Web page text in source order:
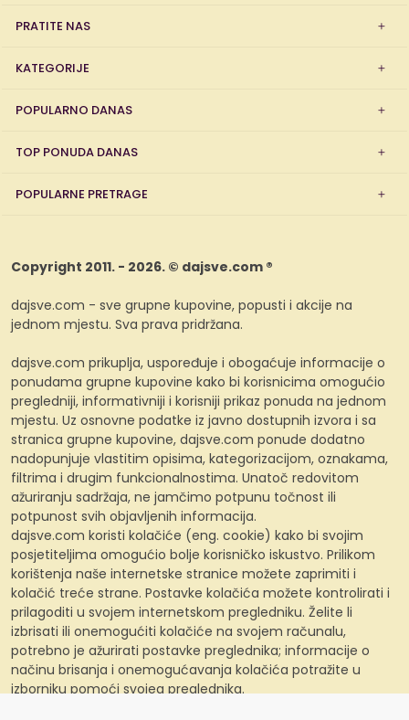
PRATITE NAS
KATEGORIJE
POPULARNO DANAS
TOP PONUDA DANAS
POPULARNE PRETRAGE
Copyright 2011. - 2026. © dajsve.com ®
dajsve.com - sve grupne kupovine, popusti i akcije na
jednom mjestu. Sva prava pridržana.
dajsve.com prikuplja, uspoređuje i obogaćuje informacije o
ponudama grupne kupovine kako bi korisnicima omogućio
pregledniji, informativniji i korisniji prikaz ponuda na jednom
mjestu. Uz osnovne podatke iz javno dostupnih izvora i sa
stranica grupne kupovine, dajsve.com ponude dodatno
nadopunjuje vlastitim opisima, kategorizacijom, oznakama,
filtrima i drugim funkcionalnostima. Unatoč redovitom
ažuriranju sadržaja, ne jamčimo potpunu točnost ili
potpunost svih objavljenih informacija.
dajsve.com koristi kolačiće (eng. cookie) kako bi svojim
posjetiteljima omogućio bolje korisničko iskustvo. Prilikom
korištenja naše internetske stranice možete zaprimiti i
kolačić treće strane. Postavke kolačića možete kontrolirati i
prilagoditi u svojem internetskom pregledniku. Želite li
izbrisati ili onemogućiti kolačiće na svojem računalu,
potrebno je ažurirati postavke preglednika; informacije o
načinu brisanja i onemogućavanja kolačića potražite u
izborniku pomoći svojeg preglednika.